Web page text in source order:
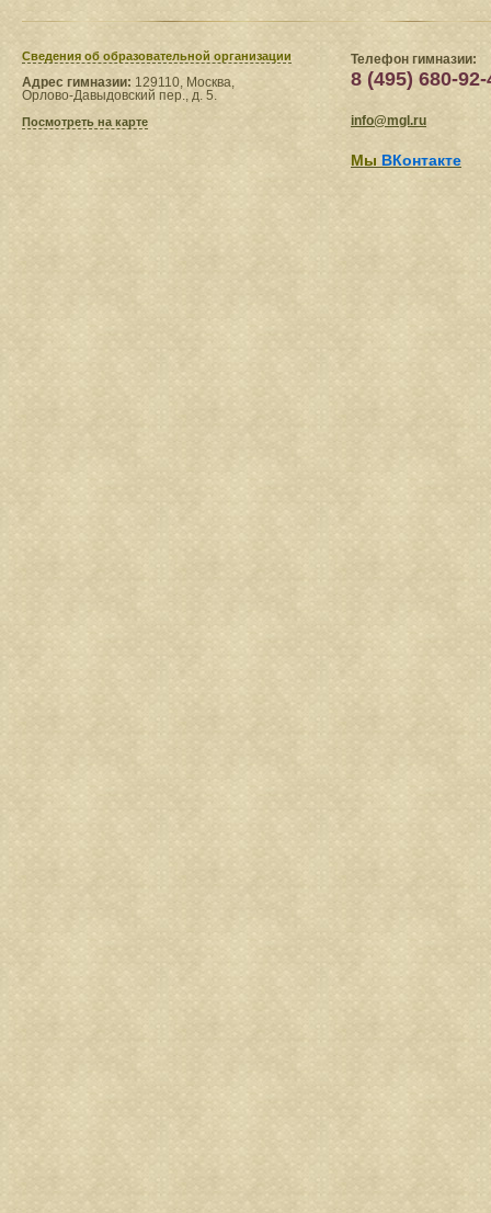
Сведения​ об образовательной организации
Адрес гимназии: 129110, Москва,
Орлово-Давыдовский пер., д. 5.
Посмотреть на карте
Телефон гимназии:
8 (495) 680-92-
info@mgl.ru
Мы ВКонтакте